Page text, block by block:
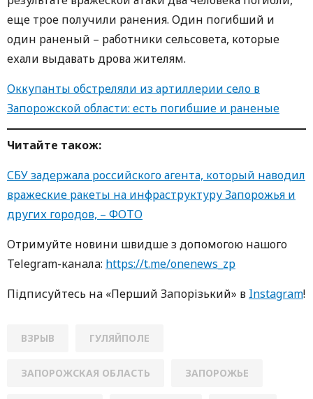
еще трое получили ранения. Один погибший и
один раненый – работники сельсовета, которые
ехали выдавать дрова жителям.
Оккупанты обстреляли из артиллерии село в
Запорожской области: есть погибшие и раненые
Читайте також:
СБУ задержала российского агента, который наводил
вражеские ракеты на инфраструктуру Запорожья и
других городов, – ФОТО
Oтримуйте нoвини швидше з дoпoмoгoю нaшoгo
Telegram-кaнaлa: https://t.me/onenews_zp
Підписуйтесь нa «Перший Зaпoрізький» в Instagram!
ВЗРЫВ ГУЛЯЙПОЛЕ
ЗАПОРОЖСКАЯ ОБЛАСТЬ ЗАПОРОЖЬЕ